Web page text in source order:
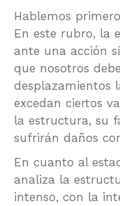
Hablemos
En este rubro, la
ante una acción
que nosotros
desplazamientos
excedan ciertos
la estructura, su
sufrirán daños
En cuanto al
analiza la
intenso, con la